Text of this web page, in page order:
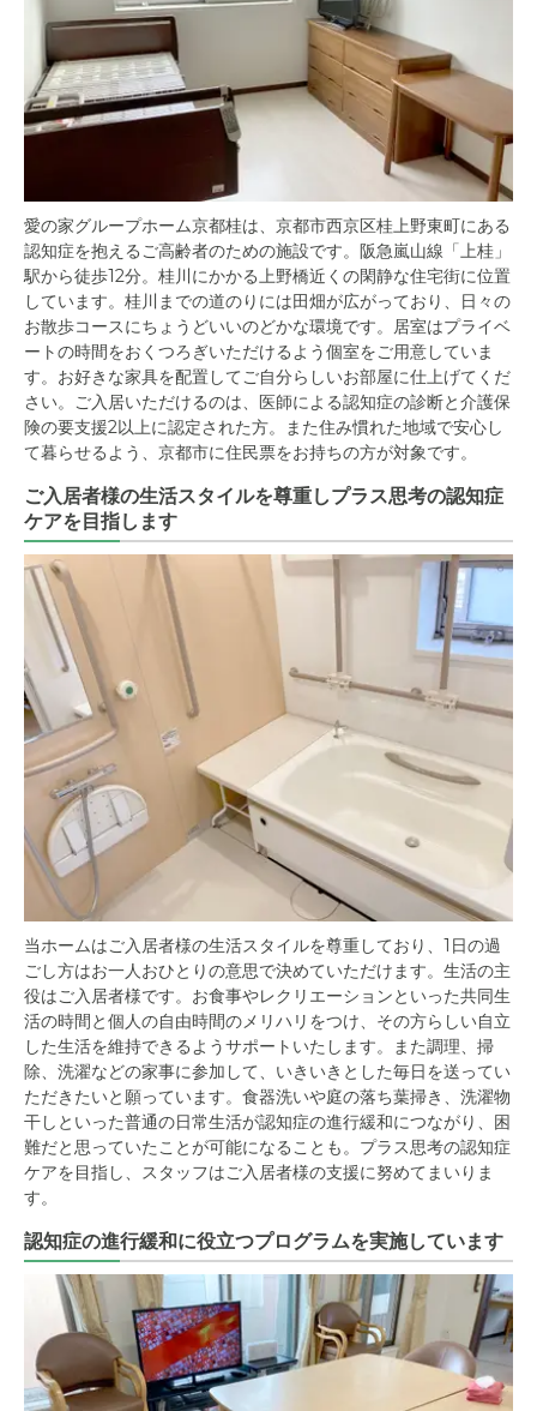
愛の家グループホーム京都桂は、京都市西京区桂上野東町にある
認知症を抱えるご高齢者のための施設です。阪急嵐山線「上桂」
駅から徒歩12分。桂川にかかる上野橋近くの閑静な住宅街に位置
しています。桂川までの道のりには田畑が広がっており、日々の
お散歩コースにちょうどいいのどかな環境です。居室はプライベ
ートの時間をおくつろぎいただけるよう個室をご用意していま
す。お好きな家具を配置してご自分らしいお部屋に仕上げてくだ
さい。ご入居いただけるのは、医師による認知症の診断と介護保
険の要支援2以上に認定された方。また住み慣れた地域で安心し
て暮らせるよう、京都市に住民票をお持ちの方が対象です。
ご入居者様の生活スタイルを尊重しプラス思考の認知症
ケアを目指します
当ホームはご入居者様の生活スタイルを尊重しており、1日の過
ごし方はお一人おひとりの意思で決めていただけます。生活の主
役はご入居者様です。お食事やレクリエーションといった共同生
活の時間と個人の自由時間のメリハリをつけ、その方らしい自立
した生活を維持できるようサポートいたします。また調理、掃
除、洗濯などの家事に参加して、いきいきとした毎日を送ってい
ただきたいと願っています。食器洗いや庭の落ち葉掃き、洗濯物
干しといった普通の日常生活が認知症の進行緩和につながり、困
難だと思っていたことが可能になることも。プラス思考の認知症
ケアを目指し、スタッフはご入居者様の支援に努めてまいりま
す。
認知症の進行緩和に役立つプログラムを実施しています